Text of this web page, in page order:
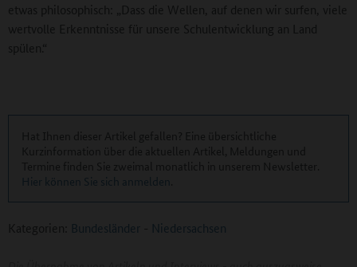
etwas philosophisch: „Dass die Wellen, auf denen wir surfen, viele
wertvolle Erkenntnisse für unsere Schulentwicklung an Land
spülen.“
Hier können Sie sich anmelden
Kategorien: Bundesländer - Niedersachsen